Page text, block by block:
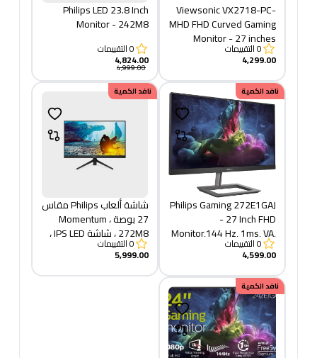
Viewsonic VX2718-PC-
MHD FHD Curved Gaming
Monitor - 27 inches
0التقييمات
4,299.00
Philips LED 23.8 Inch
Monitor - 242M8
0التقييمات
4,824.00
4,999.00
نافد الكمية
Philips Gaming 272E1GAJ
- 27 Inch FHD
Monitor,144 Hz, 1ms, VA,
AMD FreeSync,
Speakers (1920 x 1080,
350 cd/m², HDMI/DP)
0التقييمات
4,599.00
نافد الكمية
شاشة ألعاب Philips مقاس
27 بوصة ، Momentum
272M8 ، شاشة IPS LED ،
، Full HD 1920x1080 ،
0التقييمات
5,999.00
نافد الكمية